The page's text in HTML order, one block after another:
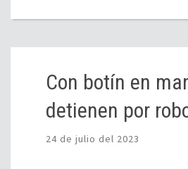
Con botín en
detienen por
24 de julio del 2023